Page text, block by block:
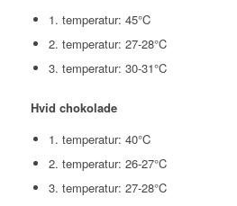
1. temperatur: 45°C
2. temperatur: 27-28°C
3. temperatur: 30-31°C
Hvid chokolade
1. temperatur: 40°C
2. temperatur: 26-27°C
3. temperatur: 27-28°C